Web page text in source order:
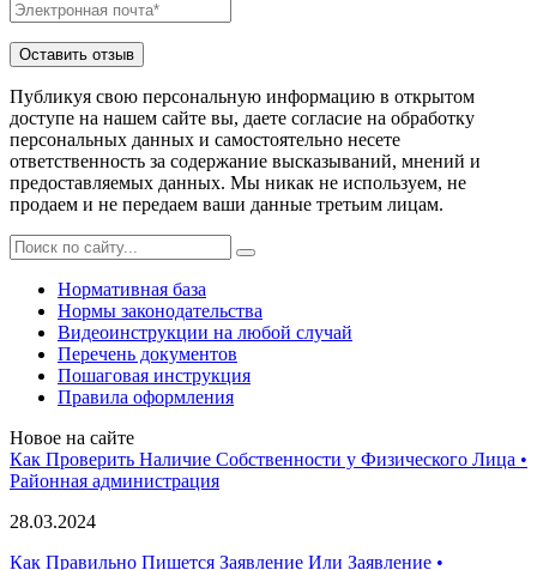
Публикуя свою персональную информацию в открытом
доступе на нашем сайте вы, даете согласие на обработку
персональных данных и самостоятельно несете
ответственность за содержание высказываний, мнений и
предоставляемых данных. Мы никак не используем, не
продаем и не передаем ваши данные третьим лицам.
Нормативная база
Нормы законодательства
Видеоинструкции на любой случай
Перечень документов
Пошаговая инструкция
Правила оформления
Новое на сайте
Как Проверить Наличие Собственности у Физического Лица •
Paйoннaя aдминиcтpaция
28.03.2024
Как Правильно Пишется Заявление Или Заявление •